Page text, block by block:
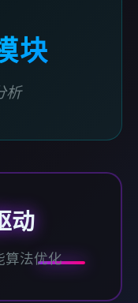
块
析
动
算法优化